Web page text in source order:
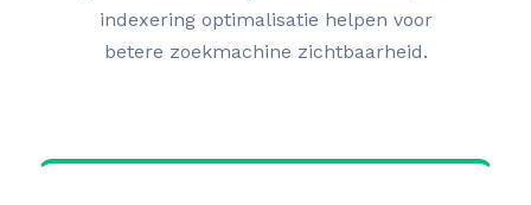
indexering optimalisatie helpen voor
betere zoekmachine zichtbaarheid.